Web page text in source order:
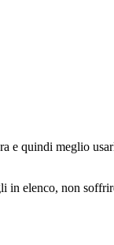
e quindi meglio
in elenco, non